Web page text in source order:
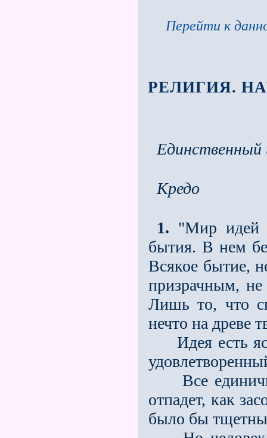
Перейти к
РЕЛИГИЯ.
Единственный
Кредо
1. "Мир идей
бытия. В нем
Всякое бытие,
призрачным,
Лишь то, что
нечто на древе
Идея есть
Все
отпадет, как
было бы